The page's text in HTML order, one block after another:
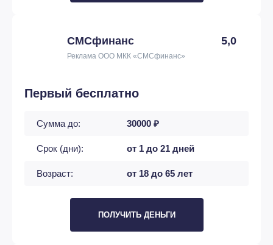
СМСфинанс 5,0
Реклама ООО МКК «СМСфинанс»
Первый бесплатно
Сумма до: 30000 ₽
Срок (дни): от 1 до 21 дней
Возраст: от 18 до 65 лет
ПОЛУЧИТЬ ДЕНЬГИ